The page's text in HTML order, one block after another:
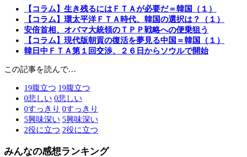
【コラム】生き残るにはＦＴＡが必要だ＝韓国（１）
【コラム】環太平洋ＦＴＡ時代、韓国の選択は？（１）
安倍首相、オバマ大統領のＴＰＰ戦略への便乗狙う
【コラム】現代版朝貢の復活を夢見る中国＝韓国（１）
韓日中ＦＴＡ第１回交渉、２６日からソウルで開始
この記事を読んで…
19腹立つ 19腹立つ
0悲しい 0悲しい
0すっきり 0すっきり
5興味深い 5興味深い
2役に立つ 2役に立つ
みんなの感想ランキング